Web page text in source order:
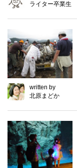
ライター卒業生
written by
北原まどか